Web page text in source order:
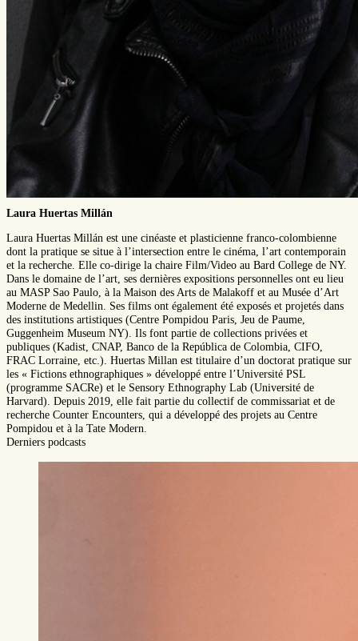
Laura Huertas Millán
Laura Huertas Millán est une cinéaste et plasticienne franco-colombienne
dont la pratique se situe à l’intersection entre le cinéma, l’art contemporain
et la recherche. Elle co-dirige la chaire Film/Video au Bard College de NY.
Dans le domaine de l’art, ses dernières expositions personnelles ont eu lieu
au MASP Sao Paulo, à la Maison des Arts de Malakoff et au Musée d’Art
Moderne de Medellin. Ses films ont également été exposés et projetés dans
des institutions artistiques (Centre Pompidou Paris, Jeu de Paume,
Guggenheim Museum NY). Ils font partie de collections privées et
publiques (Kadist, CNAP, Banco de la República de Colombia, CIFO,
FRAC Lorraine, etc.). Huertas Millan est titulaire d’un doctorat pratique sur
les « Fictions ethnographiques » développé entre l’Université PSL
(programme SACRe) et le Sensory Ethnography Lab (Université de
Harvard). Depuis 2019, elle fait partie du collectif de commissariat et de
recherche Counter Encounters, qui a développé des projets au Centre
Pompidou et à la Tate Modern.
Derniers podcasts